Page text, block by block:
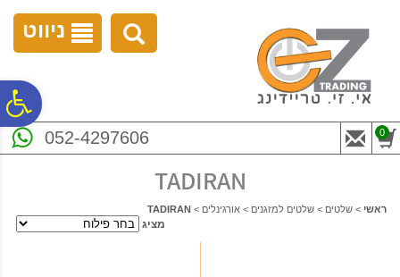
נגישות
ניווט
052-4297606 0
TADIRAN
ראשי > שלטים > שלטים למזגנים > אורגינלים >
TADIRAN
מציג